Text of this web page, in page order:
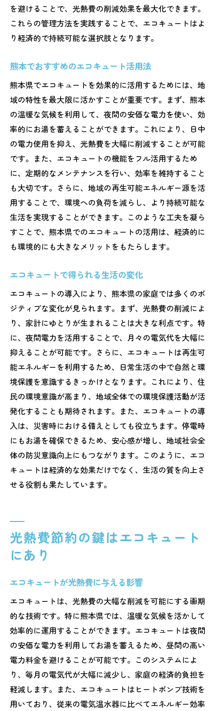
を避けることで、光熱費の削減効果を最大化できます。
これらの管理方法を実践することで、エコキュートはよ
り経済的で持続可能な選択肢となります。
熊本でおすすめのエコキュート活用法
熊本県でエコキュートを効果的に活用するためには、地
域の特性を最大限に活かすことが重要です。まず、熊本
の温暖な気候を利用して、夜間の安価な電力を使い、効
率的にお湯を蓄えることができます。これにより、日中
の電力使用を抑え、光熱費を大幅に削減することが可能
です。また、エコキュートの機能をフル活用するため
に、定期的なメンテナンスを行い、効率を維持すること
も大切です。さらに、地域の再生可能エネルギー源を活
用することで、環境への負荷を減らし、より持続可能な
生活を実現することができます。このような工夫を凝ら
すことで、熊本県でのエコキュートの活用は、経済的に
も環境的にも大きなメリットをもたらします。
エコキュートで得られる生活の変化
エコキュートの導入により、熊本県の家庭では多くのポ
ジティブな変化が見られます。まず、光熱費の削減によ
り、家計にゆとりが生まれることは大きな利点です。特
に、夜間電力を活用することで、月々の電気代を大幅に
抑えることが可能です。さらに、エコキュートは再生可
能エネルギーを利用するため、日常生活の中で自然と環
境保護を意識するきっかけとなります。これにより、住
民の環境意識が高まり、地域全体での環境保護活動が活
発化することも期待されます。また、エコキュートの導
入は、災害時における備えとしても役立ちます。停電時
にもお湯を確保できるため、安心感が増し、地域社会全
体の防災意識向上にもつながります。このように、エコ
キュートは経済的な効果だけでなく、生活の質を向上さ
せる役割も果たしています。
光熱費節約の鍵はエコキュート
にあり
エコキュートが光熱費に与える影響
エコキュートは、光熱費の大幅な削減を可能にする画期
的な技術です。特に熊本県では、温暖な気候を活かして
効率的に運用することができます。エコキュートは夜間
の安価な電力を利用してお湯を蓄えるため、昼間の高い
電力料金を避けることが可能です。このシステムによ
り、毎月の電気代が大幅に減少し、家庭の経済的負担を
軽減します。また、エコキュートはヒートポンプ技術を
用いており、従来の電気温水器に比べてエネルギー効率